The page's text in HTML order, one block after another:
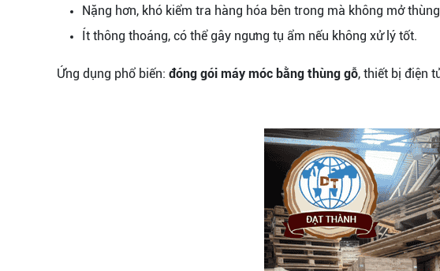
Nặng hơn, khó kiểm tra hàng hóa bên trong mà không mở
Ít thông thoáng, có thể gây ngưng tụ ẩm nếu không xử lý tốt.
Ứng dụng phổ biến: đóng gói máy móc bằng thùng gỗ, thiết bị điện